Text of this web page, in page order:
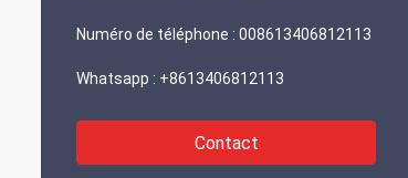
Numéro de téléphone : 008613406812113
Whatsapp : +8613406812113
Contact